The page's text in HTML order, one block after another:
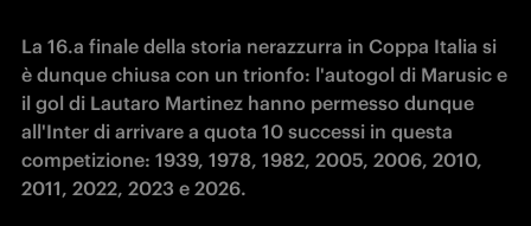
La 16.a finale della storia nerazzurra in Coppa Italia si
è dunque chiusa con un trionfo: l'autogol di Marusic e
il gol di Lautaro Martinez hanno permesso dunque
all'Inter di arrivare a quota 10 successi in questa
competizione: 1939, 1978, 1982, 2005, 2006, 2010,
2011, 2022, 2023 e 2026.